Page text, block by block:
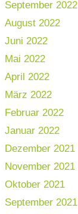
September 2022
August 2022
Juni 2022
Mai 2022
April 2022
März 2022
Februar 2022
Januar 2022
Dezember 2021
November 2021
Oktober 2021
September 2021